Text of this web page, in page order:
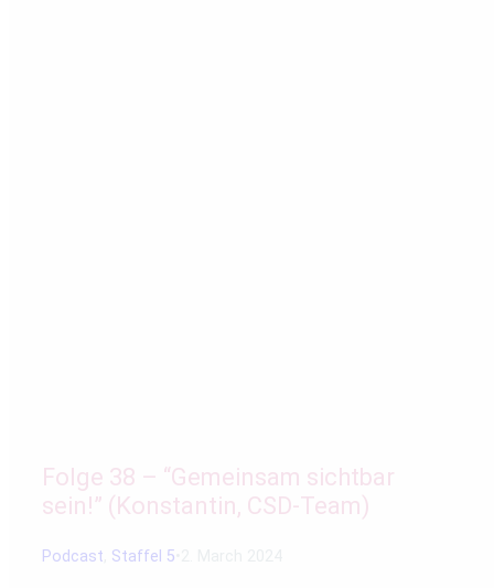
Folge 38 – “Gemeinsam sichtbar
sein!” (Konstantin, CSD-Team)
Podcast Staffel 5